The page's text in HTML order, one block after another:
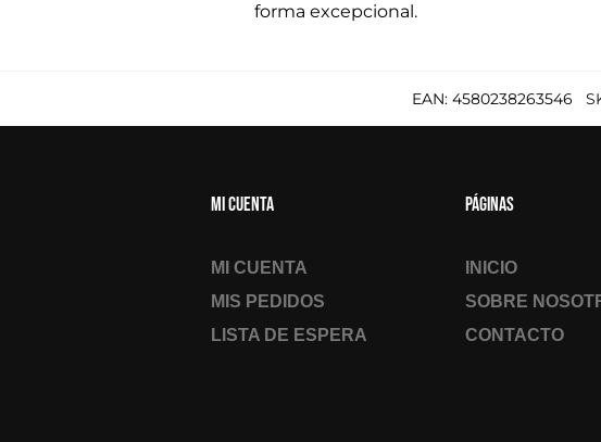
forma excepcional.
EAN: 4580238263546
Mi cuenta
MI CUENTA
MIS PEDIDOS
LISTA DE ESPERA
Páginas
INICIO
SOBRE
CONTACTO